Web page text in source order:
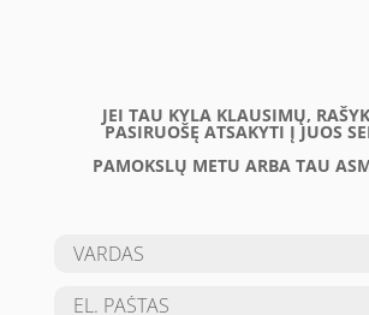
JEI TAU KYLA KLAUSIMŲ,
PASIRUOŠĘ ATSAKYTI Į JUOS
PAMOKSLŲ METU ARBA TAU